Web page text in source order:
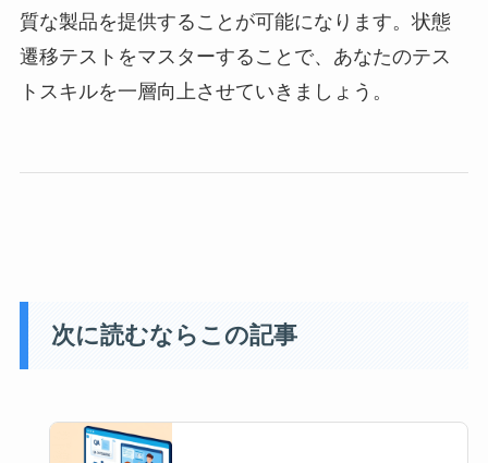
質な製品を提供することが可能になります。状態
遷移テストをマスターすることで、あなたのテス
トスキルを一層向上させていきましょう。
次に読むならこの記事